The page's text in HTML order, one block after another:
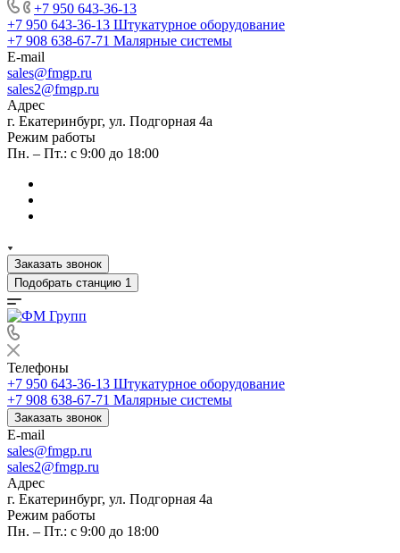
+7 950 643-36-13
+7 950 643-36-13 Штукатурное оборудование
+7 908 638-67-71 Малярные системы
E-mail
sales@fmgp.ru
sales2@fmgp.ru
Адрес
г. Екатеринбург, ул. Подгорная 4а
Режим работы
Пн. – Пт.: с 9:00 до 18:00
Заказать звонок
Подобрать станцию 1
Телефоны
+7 950 643-36-13 Штукатурное оборудование
+7 908 638-67-71 Малярные системы
Заказать звонок
E-mail
sales@fmgp.ru
sales2@fmgp.ru
Адрес
г. Екатеринбург, ул. Подгорная 4а
Режим работы
Пн. – Пт.: с 9:00 до 18:00